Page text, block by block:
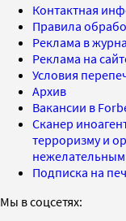
Контактная
Правила
Реклама в
Реклама на
Условия
Архив
Вакансии в
Сканер
терроризму и
Подписка на
Мы в соцсетях: